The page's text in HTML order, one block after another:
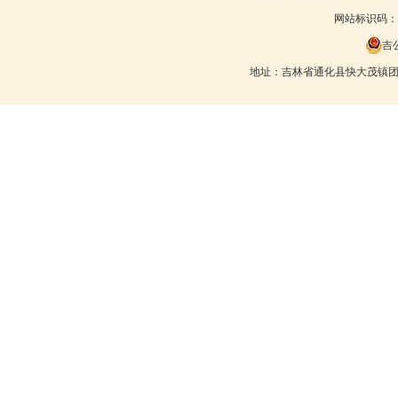
网站标识码
吉
地址：吉林省通化县快大茂镇